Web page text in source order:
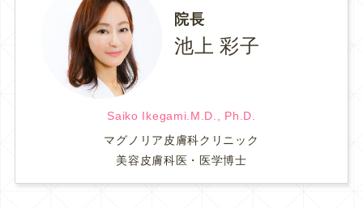
院長
池上 彩子
Saiko Ikegami.M.D., Ph.D.
マグノリア皮膚科クリニック
美容皮膚科医・医学博士